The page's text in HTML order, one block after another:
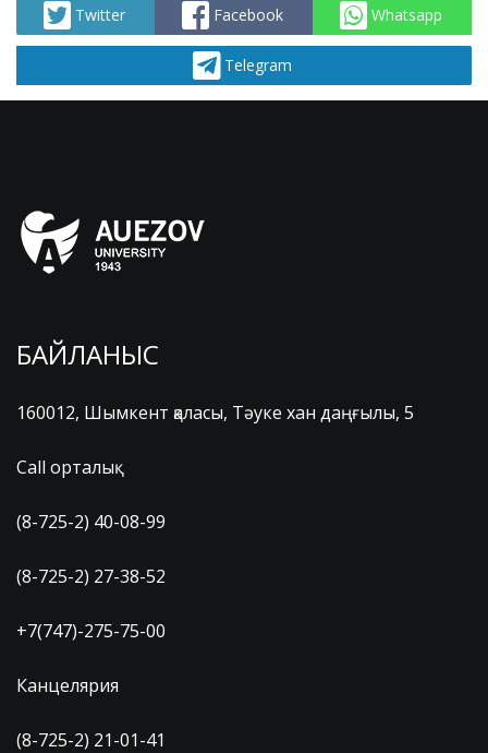
Twitter Facebook Whatsapp
Telegram
БАЙЛАНЫС
160012, Шымкент қаласы, Тәуке хан даңғылы, 5
Call орталық
(8-725-2) 40-08-99
(8-725-2) 27-38-52
+7(747)-275-75-00
Канцелярия
(8-725-2) 21-01-41